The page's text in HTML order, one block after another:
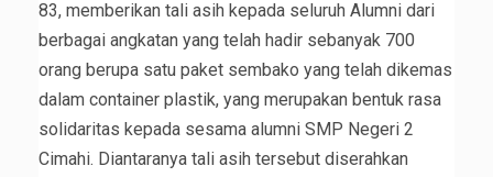
83, memberikan tali asih kepada seluruh Alumni dari
berbagai angkatan yang telah hadir sebanyak 700
orang berupa satu paket sembako yang telah dikemas
dalam container plastik, yang merupakan bentuk rasa
solidaritas kepada sesama alumni SMP Negeri 2
Cimahi. Diantaranya tali asih tersebut diserahkan